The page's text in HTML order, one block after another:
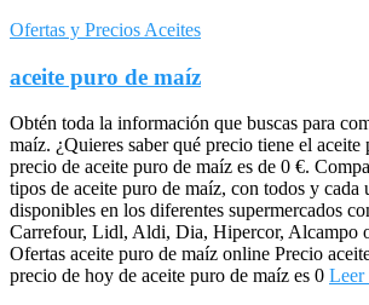
Ofertas y Precios Aceites
aceite puro de maíz
Obtén toda la información que buscas para
maíz. ¿Quieres saber qué precio tiene el aceite
precio de aceite puro de maíz es de 0 €.
tipos de aceite puro de maíz, con todos y cada
disponibles en los diferentes supermercados
Carrefour, Lidl, Aldi, Dia, Hipercor, Alcampo
Ofertas aceite puro de maíz online Precio
precio de hoy de aceite puro de maíz es 0 Leer